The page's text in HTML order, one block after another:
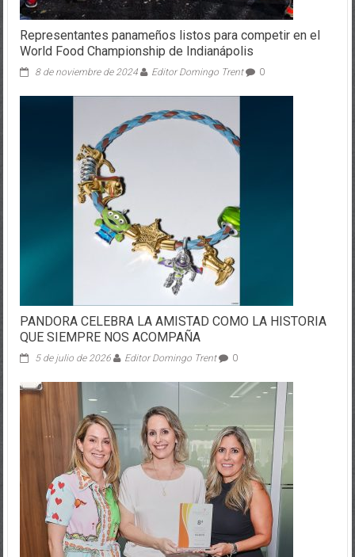
Representantes panameños listos para competir en el
World Food Championship de Indianápolis
8 de noviembre de 2024 Editor Domingo Trent 0
PANDORA CELEBRA LA AMISTAD COMO LA HISTORIA
QUE SIEMPRE NOS ACOMPAÑA
5 de julio de 2026 Editor Domingo Trent 0